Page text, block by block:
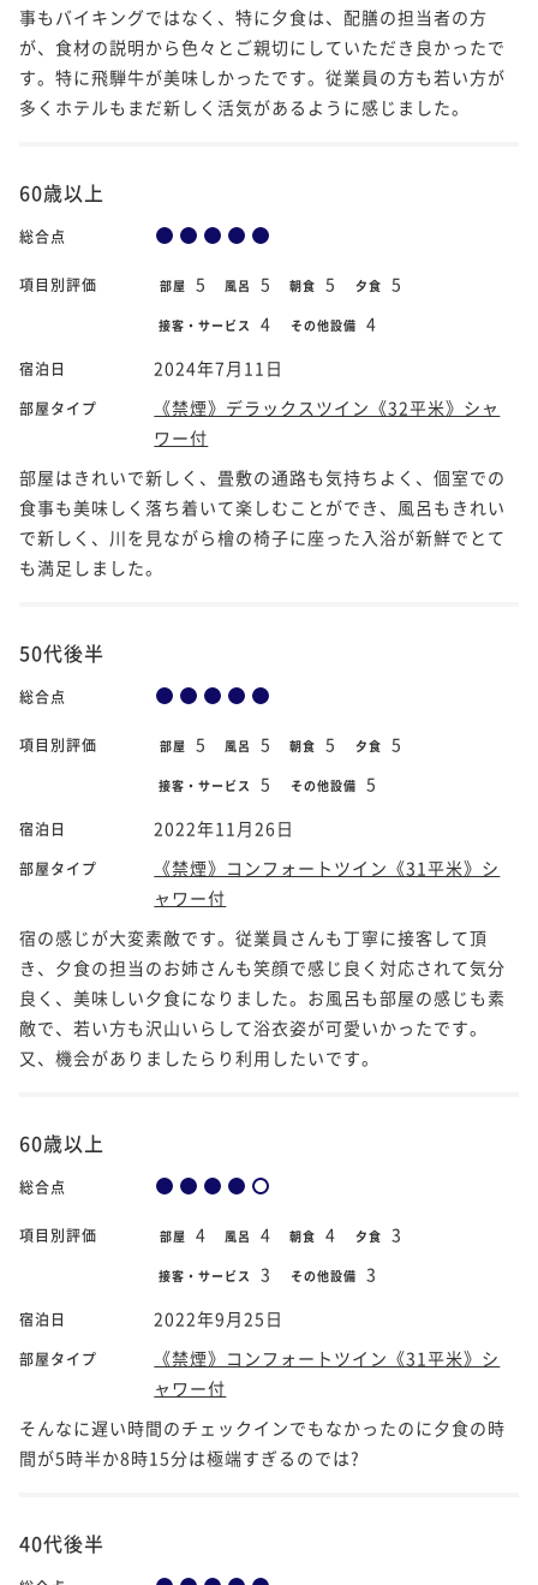
事もバイキングではなく、特に夕食は、配膳の担当者の方
が、食材の説明から色々とご親切にしていただき良かったで
す。特に飛騨牛が美味しかったです。従業員の方も若い方が
多くホテルもまだ新しく活気があるように感じました。
60歳以上
総合点
項目別評価 部屋 5 風呂 5 朝食 5 夕食 5
接客・サービス 4 その他設備 4
宿泊日 2024年7月11日
部屋タイプ
《禁煙》デラックスツイン《32平米》シャ
ワー付
部屋はきれいで新しく、畳敷の通路も気持ちよく、個室での
食事も美味しく落ち着いて楽しむことができ、風呂もきれい
で新しく、川を見ながら檜の椅子に座った入浴が新鮮でとて
も満足しました。
50代後半
総合点
項目別評価 部屋 5 風呂 5 朝食 5 夕食 5
接客・サービス 5 その他設備 5
宿泊日 2022年11月26日
部屋タイプ
《禁煙》コンフォートツイン《31平米》シ
ャワー付
宿の感じが大変素敵です。従業員さんも丁寧に接客して頂
き、夕食の担当のお姉さんも笑顔で感じ良く対応されて気分
良く、美味しい夕食になりました。お風呂も部屋の感じも素
敵で、若い方も沢山いらして浴衣姿が可愛いかったです。
又、機会がありましたらり利用したいです。
60歳以上
総合点
項目別評価 部屋 4 風呂 4 朝食 4 夕食 3
接客・サービス 3 その他設備 3
宿泊日 2022年9月25日
部屋タイプ
《禁煙》コンフォートツイン《31平米》シ
ャワー付
そんなに遅い時間のチェックインでもなかったのに夕食の時
間が5時半か8時15分は極端すぎるのでは?
40代後半